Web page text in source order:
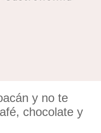
y no te
chocolate y